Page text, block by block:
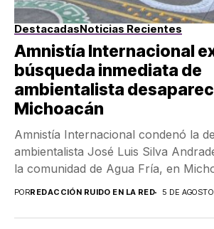
DestacadasNoticias Recientes
Amnistía Internacional
búsqueda inmediata de
ambientalista
Michoacán
Amnistía Internacional condenó la
ambientalista José Luis Silva
la comunidad de Agua Fría, en
desaparecido desde...
PORREDACCIÓN RUIDO EN LA RED 5 DE